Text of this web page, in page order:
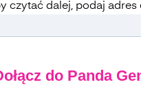
czytać dalej, podaj adres
do Panda